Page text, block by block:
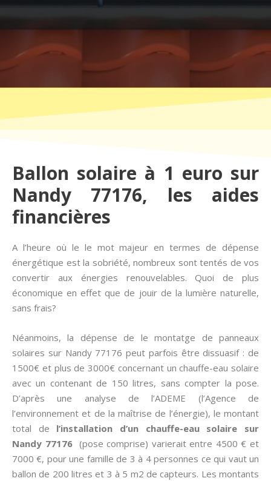
Ballon solaire à 1 euro sur
Nandy 77176, les aides
financières
A l’heure où le le mot majeur en termes de dépense
énergétique est la sobriété, nombreux sont tentés de vos
convertir aux énergies renouvelables. Quoi de plus
économique en effet que de jouir de la lumière naturelle,
sans frais?
Néanmoins, la dépense de le montatge de panneaux
solaires sur Nandy 77176 peut parfois être dissuasif : de
1500€ et plus de 3000€ concernant un chauffe-eau solaire
avec un contenant de 150 litres, sans compter la pose.
D’après une analyse de l’ADEME (l’Agence de
l’environnement et de la maîtrise de l’énergie), le montant
total de l’installation d’un chauffe-eau solaire sur
Nandy 77176(pose comprise) varierait entre 4500 € et
7000 €, pour une famille de 3 à 4 personnes ce qui vaut un
ballon de 200 litres et 3 à 5 m2 de capteurs. Les montants